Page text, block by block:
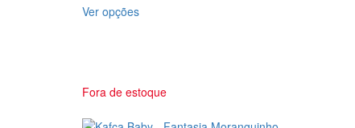
Ver opções
Fora de estoque